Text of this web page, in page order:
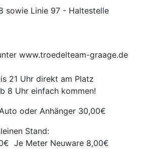
sowie Linie 97 - Haltestelle
www.troedelteam-graage.de
21 Uhr direkt am Platz
8 Uhr einfach kommen!
oder Anhänger 30,00€
Stand:
Je Meter Neuware 8,00€